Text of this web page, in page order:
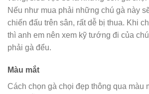
Nếu như mua phải những chú gà này
chiến đấu trên sân, rất dễ bị thua. Khi
thì anh em nên xem kỹ tướng đi của
phải gà đểu.
Màu mắt
Cách chọn gà chọi đẹp thông qua màu